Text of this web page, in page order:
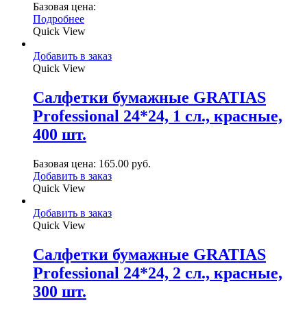
Базовая цена:
Подробнее
Quick View
Добавить в заказ
Quick View
Салфетки бумажные GRATIAS
Professional 24*24, 1 сл., красные,
400 шт.
Базовая цена: 165.00 руб.
Добавить в заказ
Quick View
Добавить в заказ
Quick View
Салфетки бумажные GRATIAS
Professional 24*24, 2 сл., красные,
300 шт.